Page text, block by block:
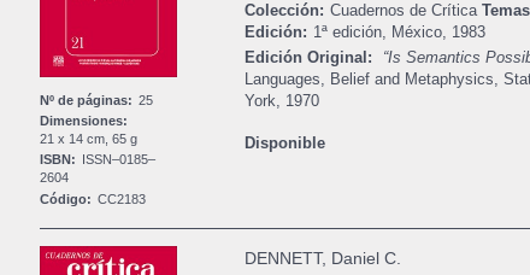
Nº de páginas: 25
Dimensiones:
21 x 14 cm, 65 g
ISBN:
ISSN–0185–
2604
Código: CC2183
Colección: Cuadernos de Crítica
Edición: 1ª edición, México, 1983
Edición Original:
“Is Semantics
Languages, Belief and Metaphysics,
York, 1970
Disponible
DENNETT, Daniel C.